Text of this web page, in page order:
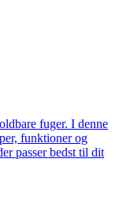
fuger. I denne
funktioner og
passer bedst til dit